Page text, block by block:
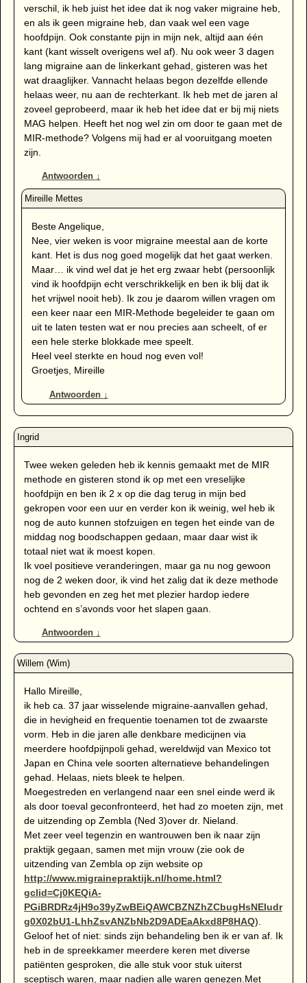
verschil, ik heb juist het idee dat ik nog vaker migraine heb,
en als ik geen migraine heb, dan vaak wel een vage
hoofdpijn. Ook constante pijn in mijn nek, altijd aan één
kant (kant wisselt overigens wel af). Nu ook weer 3 dagen
lang migraine aan de linkerkant gehad, gisteren was het
wat draaglijker. Vannacht helaas begon dezelfde ellende
helaas weer, nu aan de rechterkant. Ik heb met de jaren al
zoveel geprobeerd, maar ik heb het idee dat er bij mij niets
MAG helpen. Heeft het nog wel zin om door te gaan met de
MIR-methode? Volgens mij had er al vooruitgang moeten
zijn.
Antwoorden ↓
Beste Angelique,
Nee, vier weken is voor migraine meestal aan de korte
kant. Het is dus nog goed mogelijk dat het gaat werken.
Maar… ik vind wel dat je het erg zwaar hebt (persoonlijk
vind ik hoofdpijn echt verschrikkelijk en ben ik blij dat ik
het vrijwel nooit heb). Ik zou je daarom willen vragen om
een keer naar een MIR-Methode begeleider te gaan om
uit te laten testen wat er nou precies aan scheelt, of er
een hele sterke blokkade mee speelt.
Heel veel sterkte en houd nog even vol!
Groetjes, Mireille
Antwoorden ↓
Twee weken geleden heb ik kennis gemaakt met de MIR
methode en gisteren stond ik op met een vreselijke
hoofdpijn en ben ik 2 x op die dag terug in mijn bed
gekropen voor een uur en verder kon ik weinig, wel heb ik
nog de auto kunnen stofzuigen en tegen het einde van de
middag nog boodschappen gedaan, maar daar wist ik
totaal niet wat ik moest kopen.
Ik voel positieve veranderingen, maar ga nu nog gewoon
nog de 2 weken door, ik vind het zalig dat ik deze methode
heb gevonden en zeg het met plezier hardop iedere
ochtend en s’avonds voor het slapen gaan.
Antwoorden ↓
Hallo Mireille,
ik heb ca. 37 jaar wisselende migraine-aanvallen gehad,
die in hevigheid en frequentie toenamen tot de zwaarste
vorm. Heb in die jaren alle denkbare medicijnen via
meerdere hoofdpijnpoli gehad, wereldwijd van Mexico tot
Japan en China vele soorten alternatieve behandelingen
gehad. Helaas, niets bleek te helpen.
Moegestreden en verlangend naar een snel einde werd ik
als door toeval geconfronteerd, het had zo moeten zijn, met
de uitzending op Zembla (Ned 3)over dr. Nieland.
Met zeer veel tegenzin en wantrouwen ben ik naar zijn
praktijk gegaan, samen met mijn vrouw (zie ook de
uitzending van Zembla op zijn website op
http://www.migrainepraktijk.nl/home.html?
gclid=Cj0KEQiA-
PGiBRDRz4jH9o39yZwBEiQAWCBZNZhZCbugHsNEIudr
g0X02bU1-LhhZsvANZbNb2D9ADEaAkxd8P8HAQ).
Geloof het of niet: sinds zijn behandeling ben ik er van af. Ik
heb in de spreekkamer meerdere keren met diverse
patiënten gesproken, die alle stuk voor stuk uiterst
sceptisch waren, maar nadien alle waren genezen.Met